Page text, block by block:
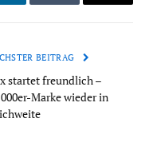
LinkedInTumblr Email
BEITRAG
startet freundlich –
Marke wieder in